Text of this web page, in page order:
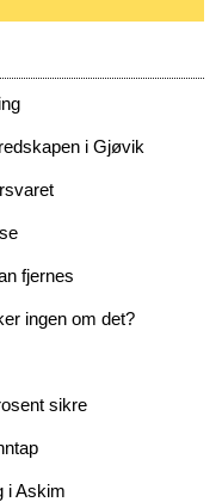
i Gjøvik
fjernes
ingen om det?
sikre
i Askim